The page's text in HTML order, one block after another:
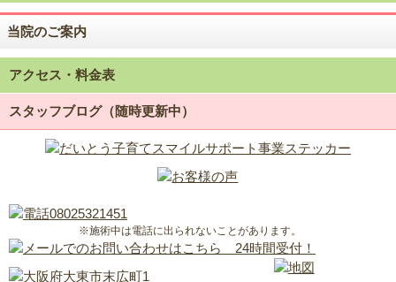
当院のご案内
アクセス・料金表
スタッフブログ（随時更新中）
※施術中は電話に出られないことがあります。